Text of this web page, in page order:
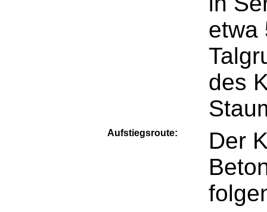
etwa
des
Aufstiegsroute:
Der